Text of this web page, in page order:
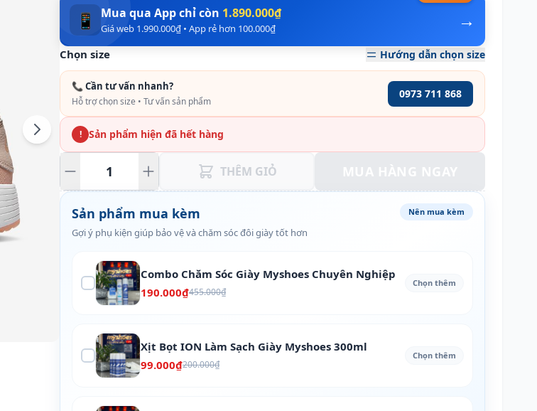
→
📱 Mua qua App chỉ còn 1.890.000₫
Giá web 1.990.000₫ • App rẻ hơn 100.000₫
Chọn size Hướng dẫn chọn size
📞 Cần tư vấn nhanh?
Hỗ trợ chọn size • Tư vấn sản phẩm
0973 711 868
! Sản phẩm hiện đã hết hàng
THÊM GIỎ
Sản phẩm mua kèm
Gợi ý phụ kiện giúp bảo vệ và chăm sóc đôi giày tốt hơn
Nên mua kèm
Combo Chăm Sóc Giày Myshoes Chuyên Nghiệp
190.000₫455.000₫
Chọn thêm
Xịt Bọt ION Làm Sạch Giày Myshoes 300ml
99.000₫200.000₫
Chọn thêm